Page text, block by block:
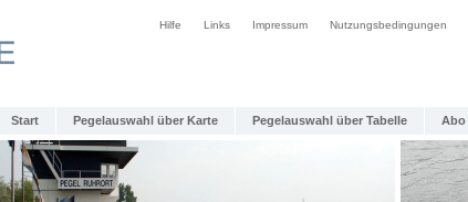
Hilfe Links Impressum Nutzungsbedingungen
Start Pegelauswahl über Karte Pegelauswahl über Tabelle Abo